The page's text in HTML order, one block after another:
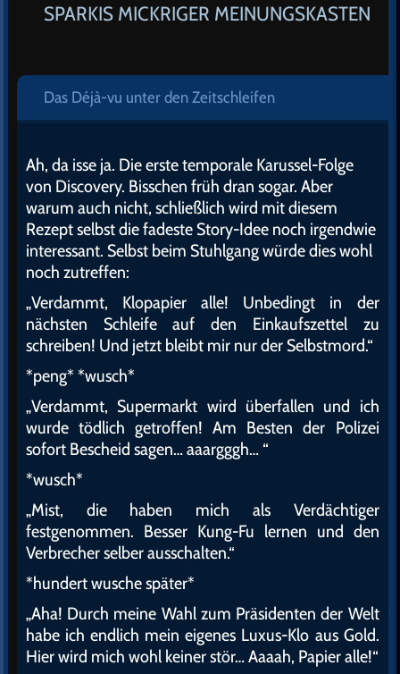
SPARKIS MICKRIGER MEINUNGSKASTEN
Das Déjà-vu unter den Zeitschleifen
Ah, da isse ja. Die erste temporale Karussel-Folge
von Discovery. Bisschen früh dran sogar. Aber
warum auch nicht, schließlich wird mit diesem
Rezept selbst die fadeste Story-Idee noch irgendwie
interessant. Selbst beim Stuhlgang würde dies wohl
noch zutreffen:
„Verdammt, Klopapier alle! Unbedingt in der
nächsten Schleife auf den Einkaufszettel zu
schreiben! Und jetzt bleibt mir nur der Selbstmord.“
*peng* *wusch*
„Verdammt, Supermarkt wird überfallen und ich
wurde tödlich getroffen! Am Besten der Polizei
sofort Bescheid sagen… aaargggh… “
*wusch*
„Mist, die haben mich als Verdächtiger
festgenommen. Besser Kung-Fu lernen und den
Verbrecher selber ausschalten.“
*hundert wusche später*
„Aha! Durch meine Wahl zum Präsidenten der Welt
habe ich endlich mein eigenes Luxus-Klo aus Gold.
Hier wird mich wohl keiner stör… Aaaah, Papier alle!“